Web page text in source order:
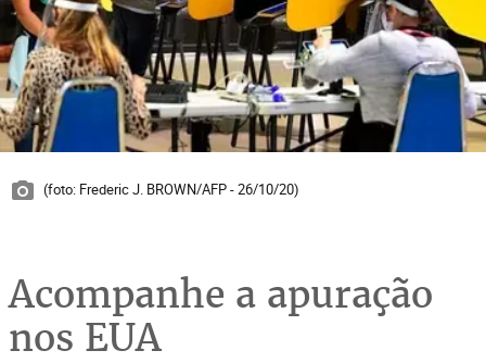
(foto: Frederic J. BROWN/AFP - 26/10/20)
Acompanhe a apuração
nos EUA